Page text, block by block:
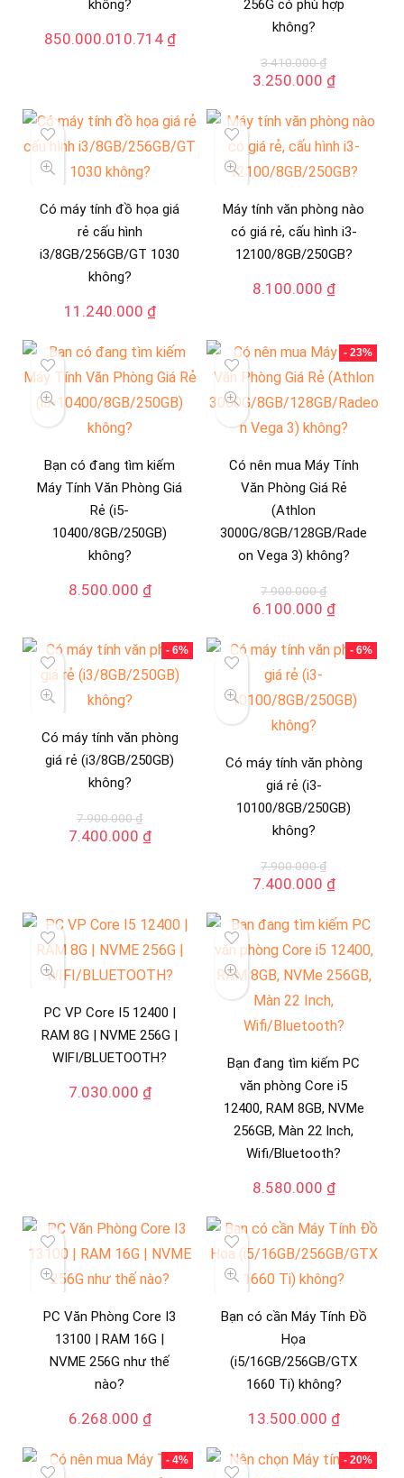
không?
850.000.010.714 ₫
256G có phù hợp
không?
3.410.000₫
Giá
là:
3.410.000 ₫.
3.250.000 ₫Giá
tại
là:
Có máy tính đồ họa giá
rẻ cấu hình
i3/8GB/256GB/GT 1030
không?
11.240.000 ₫
Máy tính văn phòng nào
có giá rẻ, cấu hình i3-
12100/8GB/250GB?
8.100.000 ₫
Bạn có đang tìm kiếm
Máy Tính Văn Phòng Giá
Rẻ (i5-
10400/8GB/250GB)
không?
8.500.000 ₫
- 23%
Có nên mua Máy Tính
Văn Phòng Giá Rẻ
(Athlon
3000G/8GB/128GB/Rade
on Vega 3) không?
7.900.000₫
Giá
là:
7.900.000 ₫.
6.100.000 ₫Giá
tại
là:
- 6%
Có máy tính văn phòng
giá rẻ (i3/8GB/250GB)
không?
7.900.000₫
Giá
7.400.000 ₫Giá
- 6%
Có máy tính văn phòng
giá rẻ (i3-
10100/8GB/250GB)
không?
7.900.000₫
Giá
là:
7.900.000 ₫.
7.400.000 ₫Giá
tại
PC VP Core I5 12400 |
RAM 8G | NVME 256G |
WIFI/BLUETOOTH?
7.030.000 ₫
Bạn đang tìm kiếm PC
văn phòng Core i5
12400, RAM 8GB, NVMe
256GB, Màn 22 Inch,
Wifi/Bluetooth?
8.580.000 ₫
PC Văn Phòng Core I3
13100 | RAM 16G |
NVME 256G như thế
nào?
6.268.000 ₫
Bạn có cần Máy Tính Đồ
Họa
(i5/16GB/256GB/GTX
1660 Ti) không?
13.500.000 ₫
- 4% - 20%